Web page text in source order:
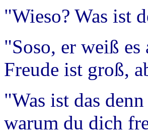
"Wieso? Was ist
"Soso, er weiß
Freude ist groß,
"Was ist das
warum du dich